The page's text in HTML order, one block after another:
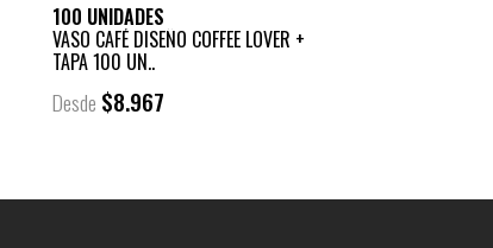
100 UNIDADES
VASO CAFÉ DISEÑO COFFEE LOVER +
TAPA 100 UN..
Desde $8.967